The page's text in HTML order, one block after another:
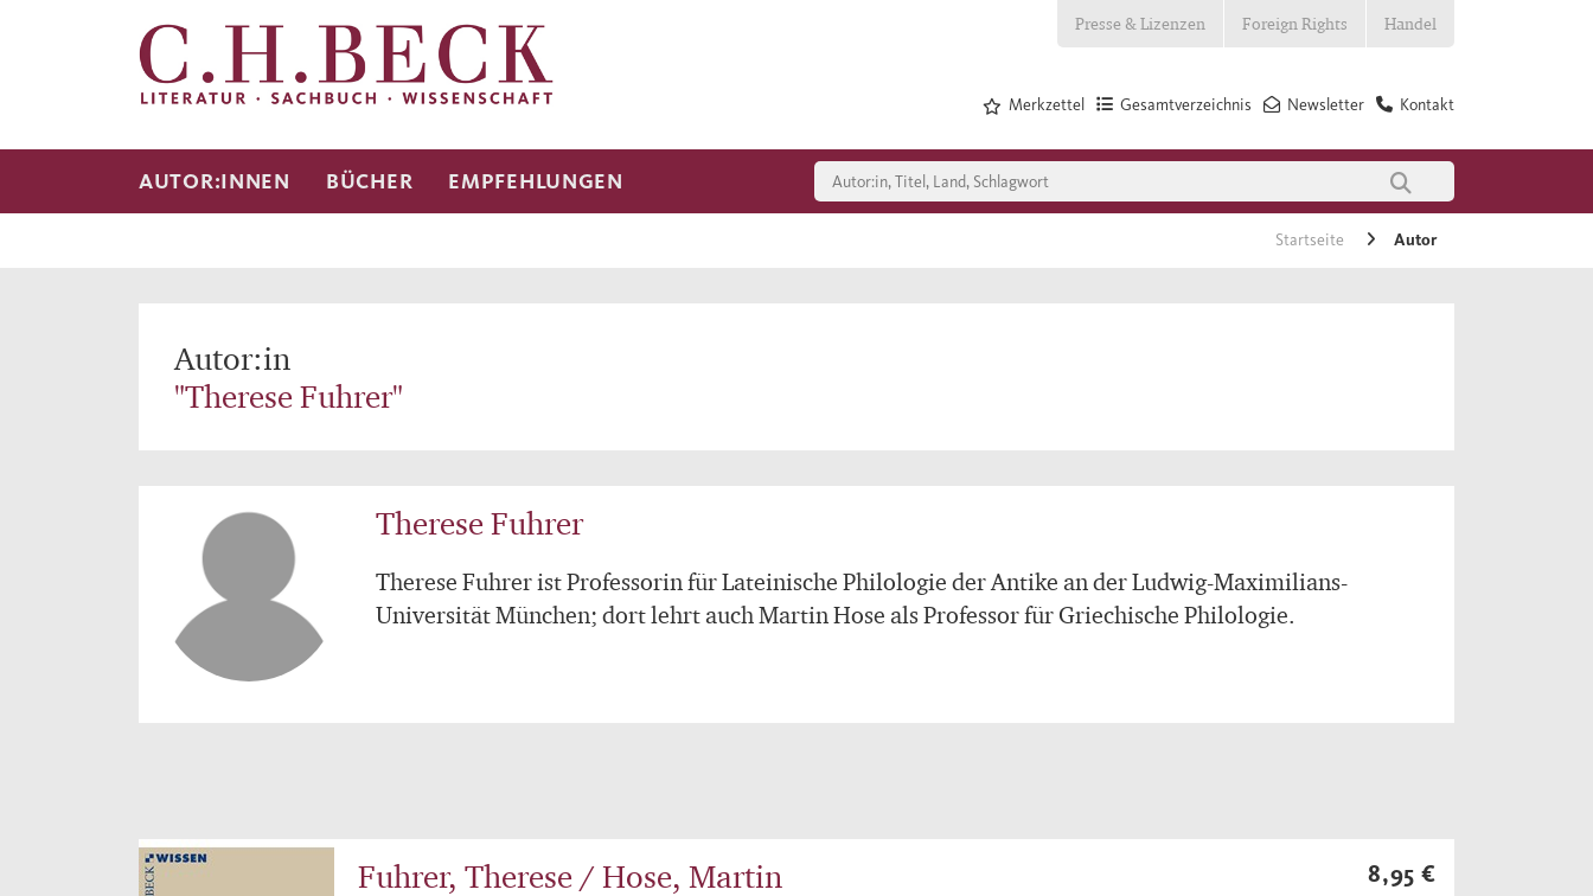
Presse & Lizenzen Foreign Rights Handel
Kontakt
Newsletter
Gesamtverzeichnis
Merkzettel
AUTOR:INNEN BÜCHER EMPFEHLUNGEN
Startseite Autor
Autor:in
"Therese Fuhrer"
Therese Fuhrer
Therese Fuhrer ist Professorin für Lateinische Philologie der Antike an der Ludwig-Maximilians-
Universität München; dort lehrt auch Martin Hose als Professor für Griechische Philologie.
Fuhrer, Therese / Hose, Martin 8,95 €